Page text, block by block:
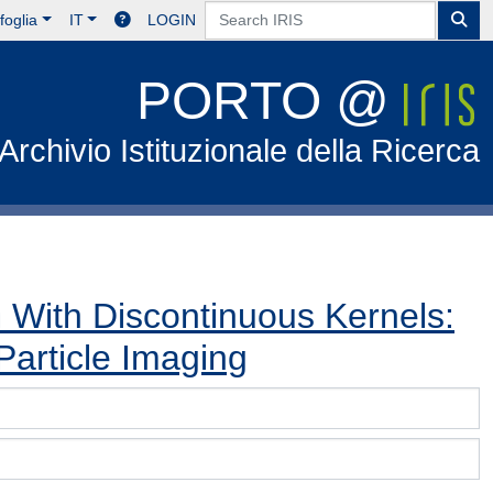
IT LOGIN
PORTO @
Istituzionale della Ricerca
Discontinuous Kernels:
Imaging